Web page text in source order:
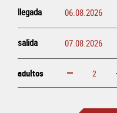
llegada
salida
adultos aumentar